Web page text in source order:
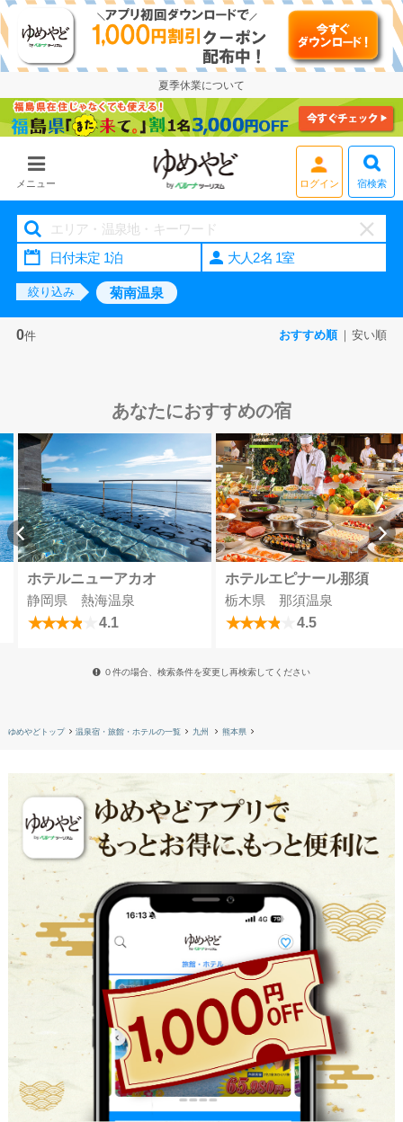
夏季休業について
メニュー ログイン 宿検索
大人2名 1室
絞り込み 菊南温泉
0件 おすすめ順 安い順
あなたにおすすめの宿
ホテルニューアカオ
静岡県 熱海温泉
4.1
ホテルエピナール那須
栃木県 那須温泉
4.5
０件の場合、検索条件を変更し再検索してください
ゆめやどトップ 温泉宿・旅館・ホテルの一覧 九州 熊本県